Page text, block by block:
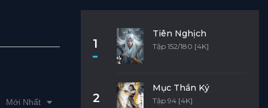
Mới Nhất
1
Tiên Nghịch
Tập 152/180 [4K]
2
Mục Thần Ký
Tập 94 [4K]